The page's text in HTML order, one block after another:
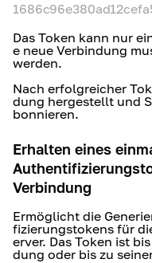
Das Token kann nur
e neue Verbindung
werden.
Nach erfolgreicher
dung hergestellt und
bonnieren.
Erhalten eines
Verbindung
Ermöglicht die
fizierungstokens für
erver. Das Token ist
dung oder bis zu